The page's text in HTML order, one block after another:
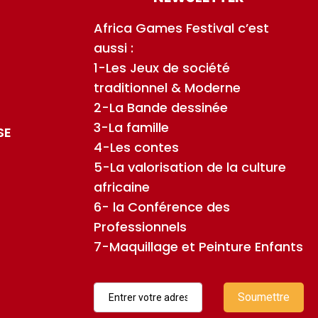
Africa Games Festival c’est
aussi :
1-Les Jeux de société
traditionnel & Moderne
2-La Bande dessinée
3-La famille
4-Les contes
5-La valorisation de la culture
africaine
6- la Conférence des
Professionnels
7-Maquillage et Peinture Enfants
Soumettre